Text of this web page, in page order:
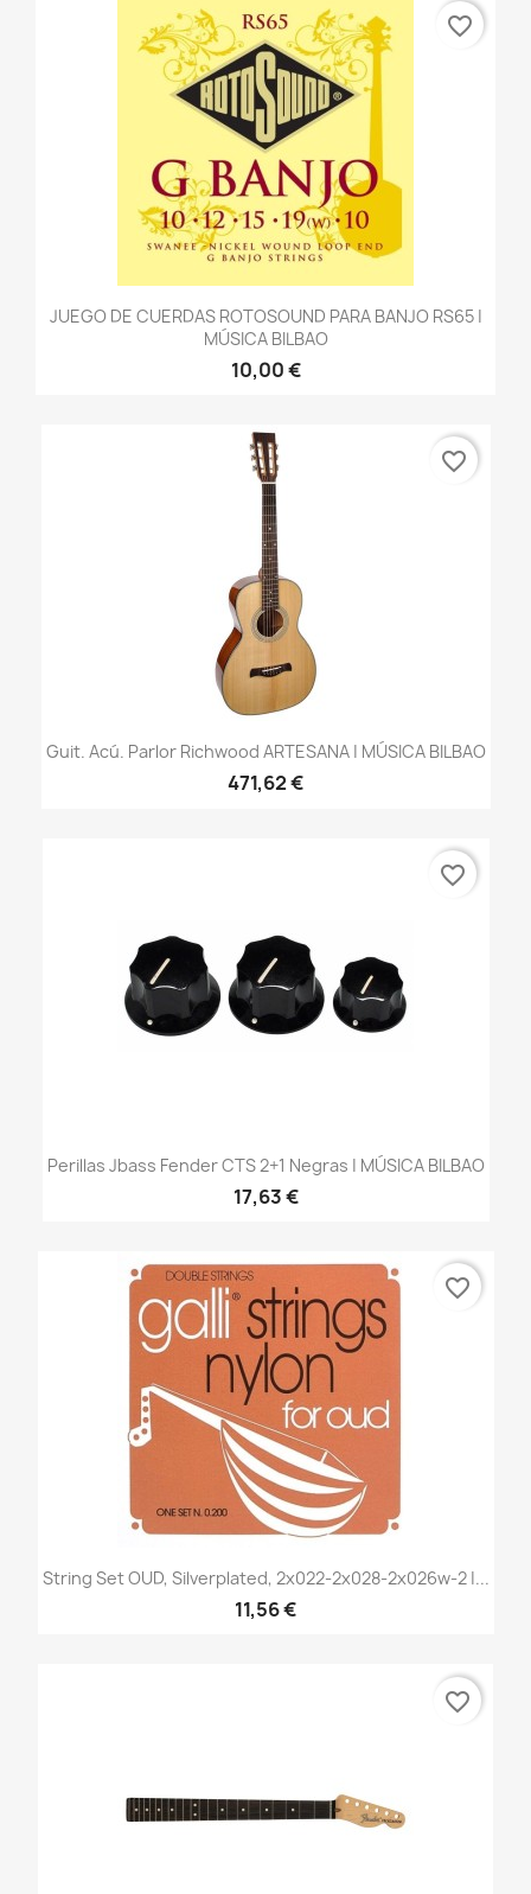
JUEGO DE CUERDAS ROTOSOUND PARA BANJO RS65 |
MÚSICA BILBAO
10,00 €
favorite_border
Guit. Acú. Parlor Richwood ARTESANA | MÚSICA BILBAO
471,62 €
favorite_border
Perillas Jbass Fender CTS 2+1 Negras | MÚSICA BILBAO
17,63 €
favorite_border
String Set OUD, Silverplated, 2x022-2x028-2x026w-2 |...
11,56 €
favorite_border
favorite_border